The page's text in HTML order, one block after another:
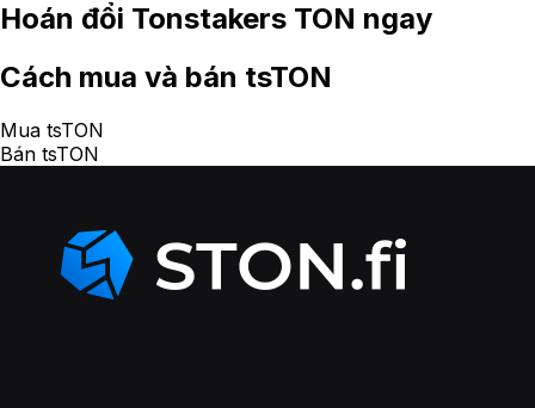
Hoán đổi Tonstakers TON ngay
Cách mua và bán tsTON
Mua tsTON
Bán tsTON